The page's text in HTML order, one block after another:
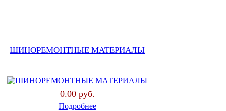
ШИНОРЕМОНТНЫЕ МАТЕРИАЛЫ
0.00 руб.
Подробнее